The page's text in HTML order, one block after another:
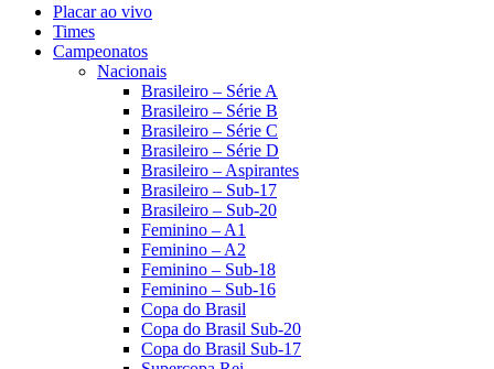
Placar ao vivo
Times
Campeonatos
Nacionais
Brasileiro – Série A
Brasileiro – Série B
Brasileiro – Série C
Brasileiro – Série D
Brasileiro – Aspirantes
Brasileiro – Sub-17
Brasileiro – Sub-20
Feminino – A1
Feminino – A2
Feminino – Sub-18
Feminino – Sub-16
Copa do Brasil
Copa do Brasil Sub-20
Copa do Brasil Sub-17